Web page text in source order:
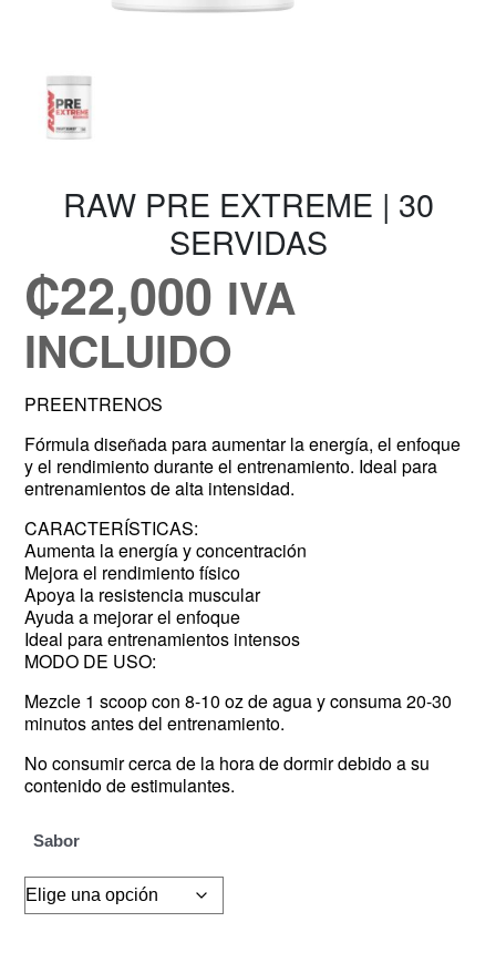
RAW PRE EXTREME | 30
SERVIDAS
₡22,000 IVA
INCLUIDO
PREENTRENOS
Fórmula diseñada para aumentar la energía, el enfoque
y el rendimiento durante el entrenamiento. Ideal para
entrenamientos de alta intensidad.
CARACTERÍSTICAS:
Aumenta la energía y concentración
Mejora el rendimiento físico
Apoya la resistencia muscular
Ayuda a mejorar el enfoque
Ideal para entrenamientos intensos
MODO DE USO:
Mezcle 1 scoop con 8-10 oz de agua y consuma 20-30
minutos antes del entrenamiento.
No consumir cerca de la hora de dormir debido a su
contenido de estimulantes.
Sabor